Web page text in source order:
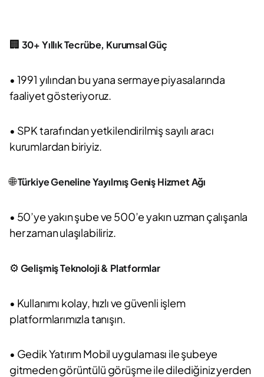
🏢 30+ Yıllık Tecrübe, Kurumsal Güç
• 1991 yılından bu yana sermaye piyasalarında
faaliyet gösteriyoruz.
• SPK tarafından yetkilendirilmiş sayılı aracı
kurumlardan biriyiz.
🌐Türkiye Geneline Yayılmış Geniş Hizmet Ağı
• 50’ye yakın şube ve 500’e yakın uzman çalışanla
her zaman ulaşılabiliriz.
⚙️Gelişmiş Teknoloji & Platformlar
• Kullanımı kolay, hızlı ve güvenli işlem
platformlarımızla tanışın.
• Gedik Yatırım Mobil uygulaması ile şubeye
gitmeden görüntülü görüşme ile dilediğiniz yerden